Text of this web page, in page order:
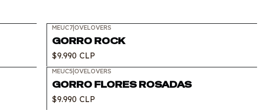
MEUC7|OVELOVERS
GORRO ROCK
$9.990 CLP
MEUC5|OVELOVERS
GORRO FLORES ROSADAS
$9.990 CLP